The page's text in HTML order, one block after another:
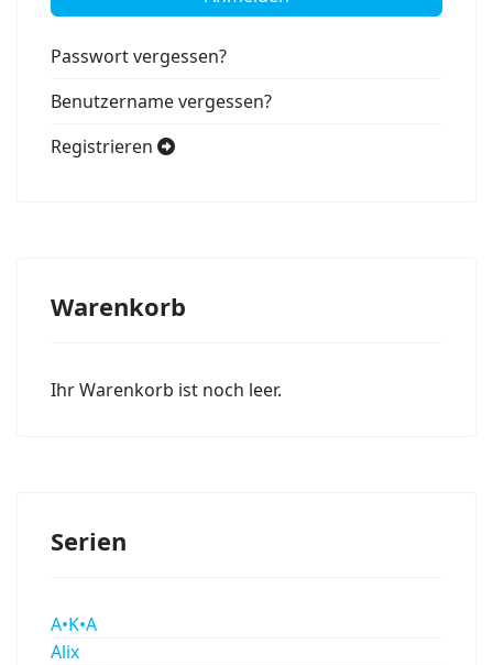
Passwort vergessen?
Benutzername vergessen?
Registrieren
Warenkorb
Ihr Warenkorb ist noch leer.
Serien
A•K•A
Alix